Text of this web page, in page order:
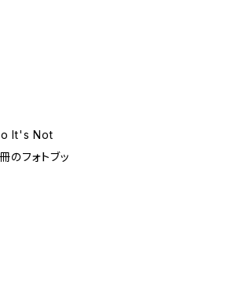
It's Not
のフォトブッ